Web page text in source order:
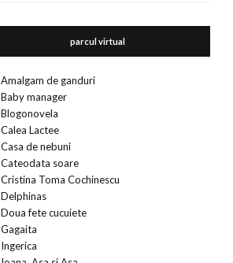
parcul virtual
Amalgam de ganduri
Baby manager
Blogonovela
Calea Lactee
Casa de nebuni
Cateodata soare
Cristina Toma Cochinescu
Delphinas
Doua fete cucuiete
Gagaita
Ingerica